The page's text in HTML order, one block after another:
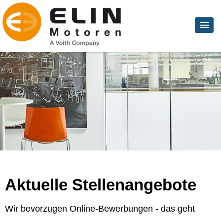
Aktuelle Stellenangebote
Wir bevorzugen Online-Bewerbungen - das geht